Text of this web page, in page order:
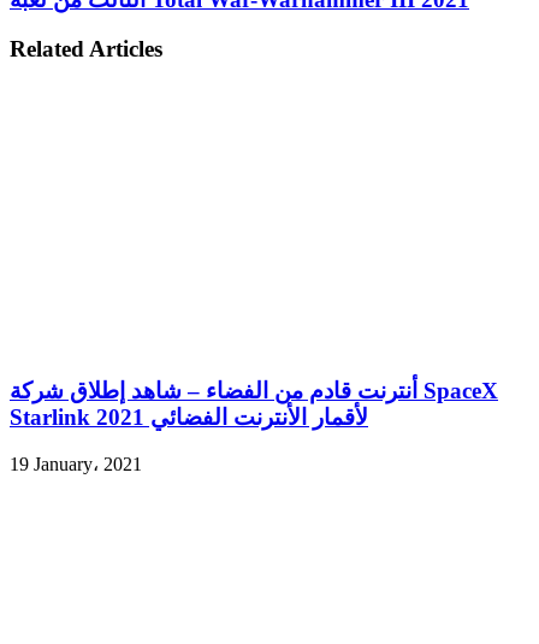
Related Articles
أنترنت قادم من الفضاء – شاهد إطلاق شركة SpaceX
Starlink لأقمار الأنترنت الفضائي 2021
19 January، 2021